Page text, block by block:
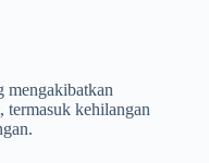
mengakibatkan
termasuk kehilangan